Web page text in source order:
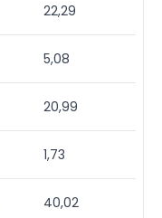
22,29
5,08
20,99
1,73
40,02